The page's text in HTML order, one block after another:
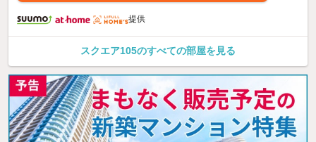
提供
スクエア105のすべての部屋を見る